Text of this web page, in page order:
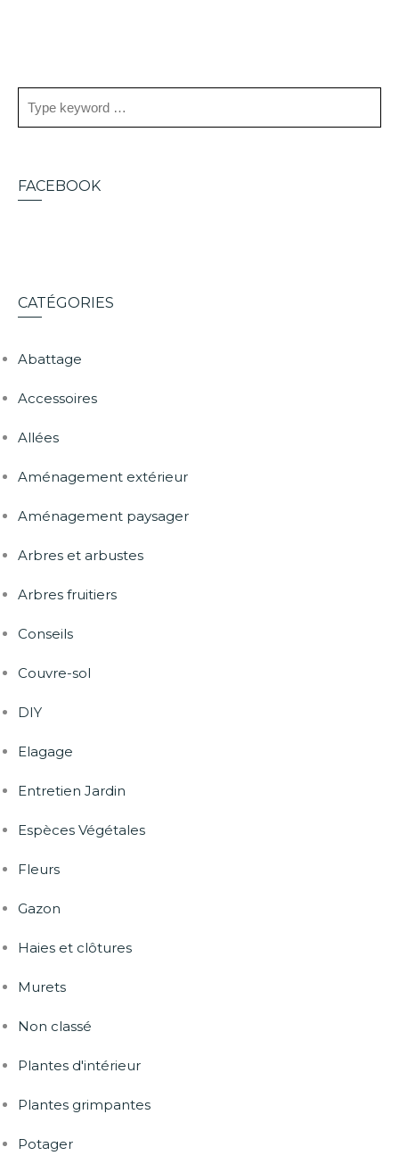
FACEBOOK
CATÉGORIES
Abattage
Accessoires
Allées
Aménagement extérieur
Aménagement paysager
Arbres et arbustes
Arbres fruitiers
Conseils
Couvre-sol
DIY
Elagage
Entretien Jardin
Espèces Végétales
Fleurs
Gazon
Haies et clôtures
Murets
Non classé
Plantes d'intérieur
Plantes grimpantes
Potager